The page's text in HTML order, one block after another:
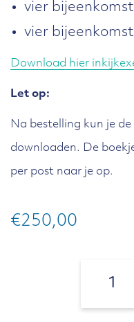
vier
vier
Download hier
Let op:
Na bestelling kun je
downloaden. De
per post naar je op.
€250,00